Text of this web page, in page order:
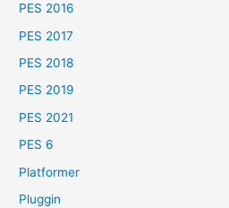
PES 2016
PES 2017
PES 2018
PES 2019
PES 2021
PES 6
Platformer
Pluggin